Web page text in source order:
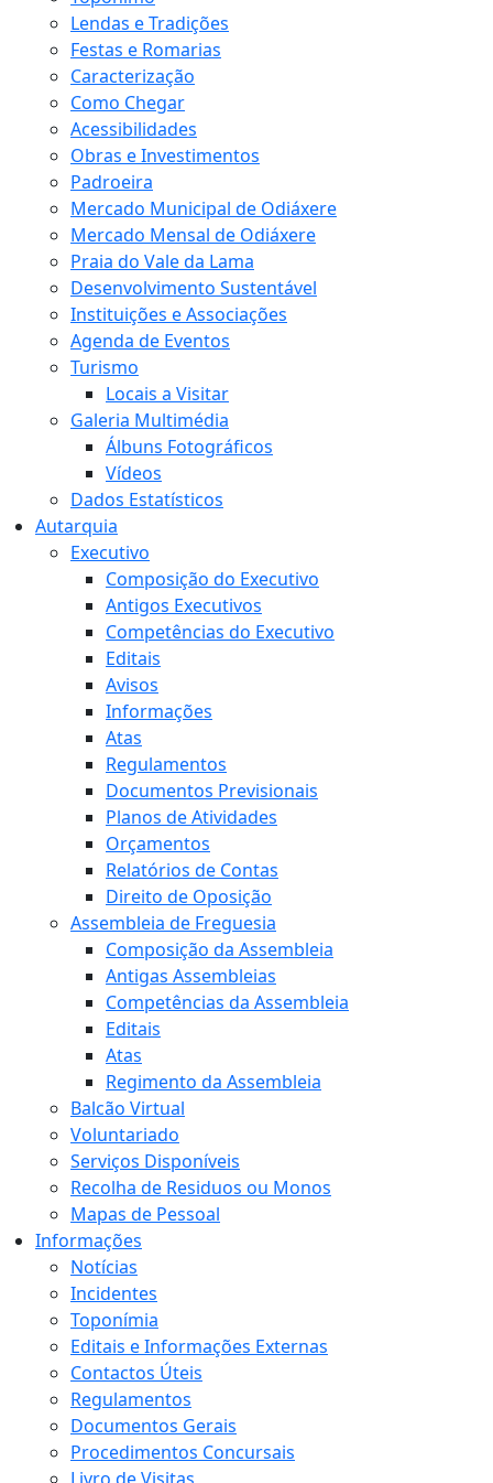
Lendas e Tradições
Festas e Romarias
Caracterização
Como Chegar
Acessibilidades
Obras e Investimentos
Padroeira
Mercado Municipal de Odiáxere
Mercado Mensal de Odiáxere
Praia do Vale da Lama
Desenvolvimento Sustentável
Instituições e Associações
Agenda de Eventos
Turismo
Locais a Visitar
Galeria Multimédia
Álbuns Fotográficos
Vídeos
Dados Estatísticos
Autarquia
Executivo
Composição do Executivo
Antigos Executivos
Competências do Executivo
Editais
Avisos
Informações
Atas
Regulamentos
Documentos Previsionais
Planos de Atividades
Orçamentos
Relatórios de Contas
Direito de Oposição
Assembleia de Freguesia
Composição da Assembleia
Antigas Assembleias
Competências da Assembleia
Editais
Atas
Regimento da Assembleia
Balcão Virtual
Voluntariado
Serviços Disponíveis
Recolha de Residuos ou Monos
Mapas de Pessoal
Informações
Notícias
Incidentes
Toponímia
Editais e Informações Externas
Contactos Úteis
Regulamentos
Documentos Gerais
Procedimentos Concursais